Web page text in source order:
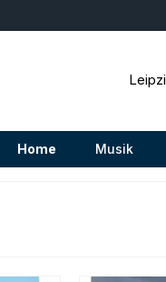
Home Musik